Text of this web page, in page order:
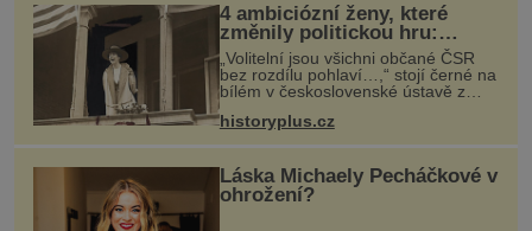
4 ambiciózní ženy, které
změnily politickou hru:
Manželé je posílali do
kuchyně marně
„Volitelní jsou všichni občané ČSR
bez rozdílu pohlaví…,“ stojí černé na
bílém v československé ústavě z
roku 1920. Na podobnou právní
úpravu čekají ženy napříč celým
světem dlouhá léta a často za ni
historyplus.cz
Láska Michaely Pecháčkové v
ohrožení?